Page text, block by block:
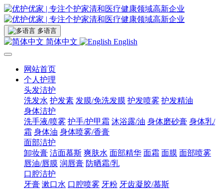
多语言
简体中文 English
网站首页
个人护理
头发洁护
洗发水 护发素 发膜/免洗发膜 护发喷雾 护发精油
身体洁护
洗手液/喷雾 护手/护甲霜 沐浴露/油 身体磨砂膏 身体乳/
霜 身体油 身体喷雾/香膏
面部洁护
卸妆膏 洁面慕斯 爽肤水 面部精华 面霜 面膜 面部喷雾
唇油/唇膜 润唇膏 防晒霜/乳
口腔洁护
牙膏 漱口水 口腔喷雾 牙粉 牙齿凝胶/慕斯